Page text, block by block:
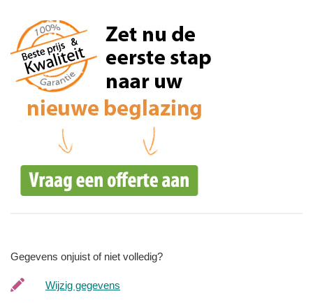
Gegevens onjuist of niet volledig?
Wijzig gegevens